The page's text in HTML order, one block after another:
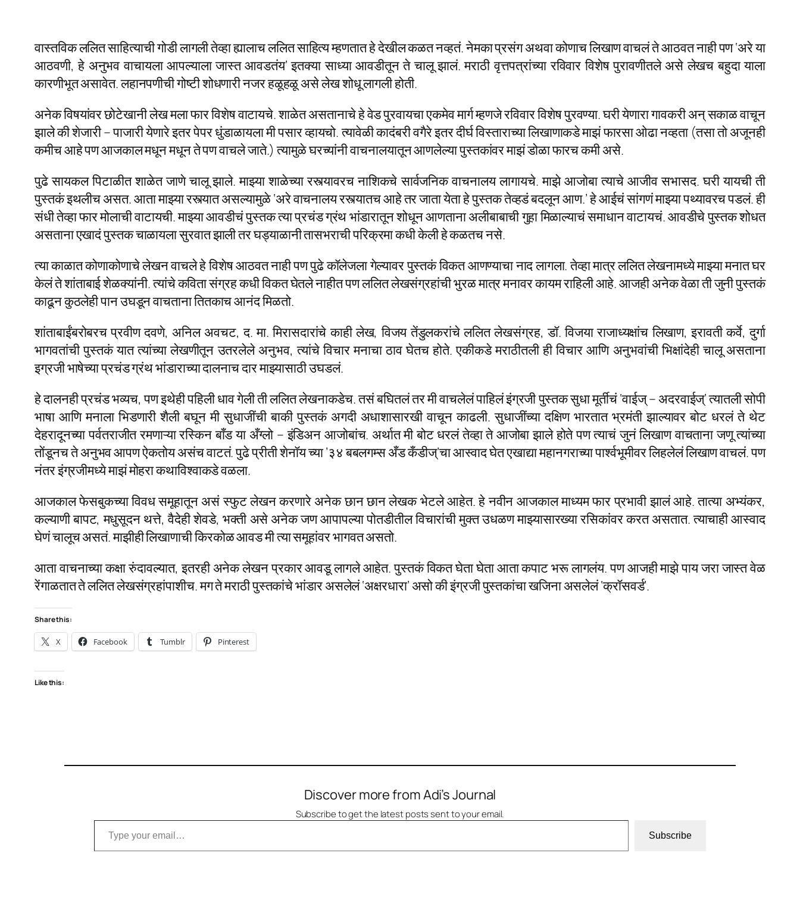
वास्तविक ललित साहित्याची गोडी लागली तेव्हा ह्यालाच ललित साहित्य म्हणतात हे देखील कळत नव्हतं. नेमका प्रसंग अथवा कोणाच लिखाण वाचलं ते आठवत नाही पण ‘अरे या
आठवणी, हे अनुभव वाचायला आपल्याला जास्त आवडतंय’ इतक्या साध्या आवडीतून ते चालू झालं. मराठी वृत्तपत्रांच्या रविवार विशेष पुरावणीतले असे लेखच बहुदा याला
कारणीभूत असावेत. लहानपणीची गोष्टी शोधणारी नजर हळूहळू असे लेख शोधू लागली होती.
अनेक विषयांवर छोटेखानी लेख मला फार विशेष वाटायचे. शाळेत असतानाचे हे वेड पुरवायचा एकमेव मार्ग म्हणजे रविवार विशेष पुरवण्या. घरी येणारा गावकरी अन् सकाळ वाचून
झाले की शेजारी – पाजारी येणारे इतर पेपर धुंडाळायला मी पसार व्हायचो. त्यावेळी कादंबरी वगैरे इतर दीर्घ विस्ताराच्या लिखाणाकडे माझं फारसा ओढा नव्हता (तसा तो अजूनही
कमीच आहे पण आजकाल मधून मधून ते पण वाचले जाते.) त्यामुळे घरच्यांनी वाचनालयातून आणलेल्या पुस्तकांवर माझं डोळा फारच कमी असे.
पुढे सायकल पिटाळीत शाळेत जाणे चालू झाले. माझ्या शाळेच्या रस्त्यावरच नाशिकचे सार्वजनिक वाचनालय लागायचे. माझे आजोबा त्याचे आजीव सभासद. घरी यायची ती
पुस्तकं इथलीच असत.आता माझ्या रस्त्यात असल्यामुळे ‘अरे वाचनालय रस्त्यातच आहे तर जाता येता हे पुस्तक तेव्हडं बदलून आण.’ हे आईचं सांगणं माझ्या पथ्यावरच पडलं. ही
संधी तेव्हा फार मोलाची वाटायची. माझ्या आवडीचं पुस्तक त्या प्रचंड ग्रंथ भांडारातून शोधून आणताना अलीबाबाची गुहा मिळाल्याचं समाधान वाटायचं. आवडीचे पुस्तक शोधत
असताना एखादं पुस्तक चाळायला सुरवात झाली तर घड्याळानी तासभराची परिक्रमा कधी केली हे कळतच नसे.
त्या काळात कोणाकोणाचे लेखन वाचले हे विशेष आठवत नाही पण पुढे कॉलेजला गेल्यावर पुस्तकं विकत आणण्याचा नाद लागला. तेव्हा मात्र ललित लेखनामध्ये माझ्या मनात घर
केलं ते शांताबाई शेळक्यांनी. त्यांचे कविता संग्रह कधी विकत घेतले नाहीत पण ललित लेखसंग्रहांची भुरळ मात्र मनावर कायम राहिली आहे. आजही अनेक वेळा ती जुनी पुस्तकं
काढून कुठलेही पान उघडून वाचताना तितकाच आनंद मिळतो.
शांताबाईंबरोबरच प्रवीण दवणे, अनिल अवचट, द. मा. मिरासदारांचे काही लेख, विजय तेंडुलकरांचे ललित लेखसंग्रह, डॉ. विजया राजाध्यक्षांच लिखाण, इरावती कर्वे, दुर्गा
भागवतांची पुस्तकं यात त्यांच्या लेखणीतून उतरलेले अनुभव, त्यांचे विचार मनाचा ठाव घेतच होते. एकीकडे मराठीतली ही विचार आणि अनुभवांची भिक्षांदेही चालू असताना
इग्रजी भाषेच्या प्रचंड ग्रंथ भांडाराच्या दालनाच दार माझ्यासाठी उघडलं.
हे दालनही प्रचंड भव्यच, पण इथेही पहिली धाव गेली ती ललित लेखनाकडेच. तसं बघितलं तर मी वाचलेलं पाहिलं इंग्रजी पुस्तक सुधा मूर्तीचं ‘वाईज् – अदरवाईज्’ त्यातली सोपी
भाषा आणि मनाला भिडणारी शैली बघून मी सुधाजींची बाकी पुस्तकं अगदी अधाशासारखी वाचून काढली. सुधाजींच्या दक्षिण भारतात भ्रमंती झाल्यावर बोट धरलं ते थेट
देहरादूनच्या पर्वतराजीत रमणाऱ्या रस्किन बाँड या अँग्लो – इंडिअन आजोबांच. अर्थात मी बोट धरलं तेव्हा ते आजोबा झाले होते पण त्याचं जुनं लिखाण वाचताना जणू त्यांच्या
तोंडूनच ते अनुभव आपण ऐकतोय असंच वाटतं. पुढे प्रीती शेनॉय च्या ’३४ बबलगम्स अँड कँडीज्’चा आस्वाद घेत एखाद्या महानगराच्या पार्श्वभूमीवर लिहलेलं लिखाण वाचलं. पण
नंतर इंग्रजीमध्ये माझं मोहरा कथाविश्वाकडे वळला.
आजकाल फेसबुकच्या विवध समूहातून असं स्फुट लेखन करणारे अनेक छान छान लेखक भेटले आहेत. हे नवीन आजकाल माध्यम फार प्रभावी झालं आहे. तात्या अभ्यंकर,
कल्याणी बापट, मधुसूदन थत्ते, वैदेही शेवडे, भक्ती असे अनेक जण आपापल्या पोतडीतील विचारांची मुक्त उधळण माझ्यासारख्या रसिकांवर करत असतात. त्याचाही आस्वाद
घेणं चालूच असतं. माझीही लिखाणाची किरकोळ आवड मी त्या समूहांवर भागवत असतो.
आता वाचनाच्या कक्षा रुंदावल्यात, इतरही अनेक लेखन प्रकार आवडू लागले आहेत. पुस्तकं विकत घेता घेता आता कपाट भरू लागलंय. पण आजही माझे पाय जरा जास्त वेळ
रेंगाळतात ते ललित लेखसंग्रहांपाशीच. मग ते मराठी पुस्तकांचे भांडार असलेलं ‘अक्षरधारा’ असो की इंग्रजी पुस्तकांचा खजिना असलेलं ‘क्रॉसवर्ड’.
Share this:
X Facebook Tumblr Pinterest
Like this:
Discover more from Adi’s Journal
Subscribe to get the latest posts sent to your email.
Type your email…
Subscribe